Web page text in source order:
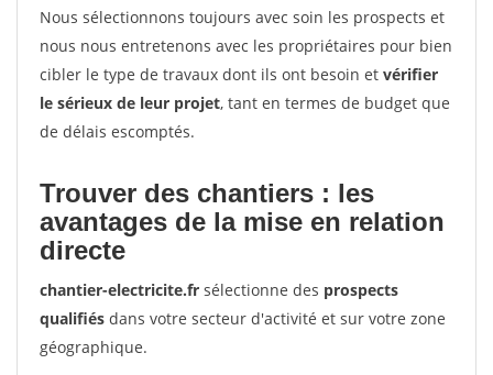
Nous sélectionnons toujours avec soin les prospects et
nous nous entretenons avec les propriétaires pour bien
cibler le type de travaux dont ils ont besoin et vérifier
le sérieux de leur projet, tant en termes de budget que
de délais escomptés.
Trouver des chantiers : les
avantages de la mise en relation
directe
chantier-electricite.fr sélectionne des prospects
qualifiés dans votre secteur d'activité et sur votre zone
géographique.